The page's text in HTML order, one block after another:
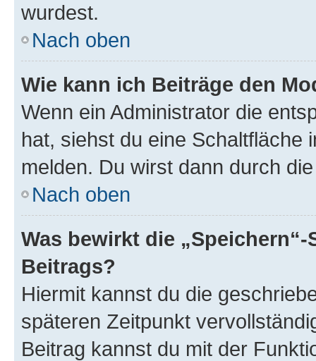
wurdest.
Nach oben
Wie kann ich Beiträge den
Wenn ein Administrator die
hat, siehst du eine Schaltfläche
melden. Du wirst dann durch
Nach oben
Was bewirkt die
Beitrags?
Hiermit kannst du die
späteren Zeitpunkt
Beitrag kannst du mit der